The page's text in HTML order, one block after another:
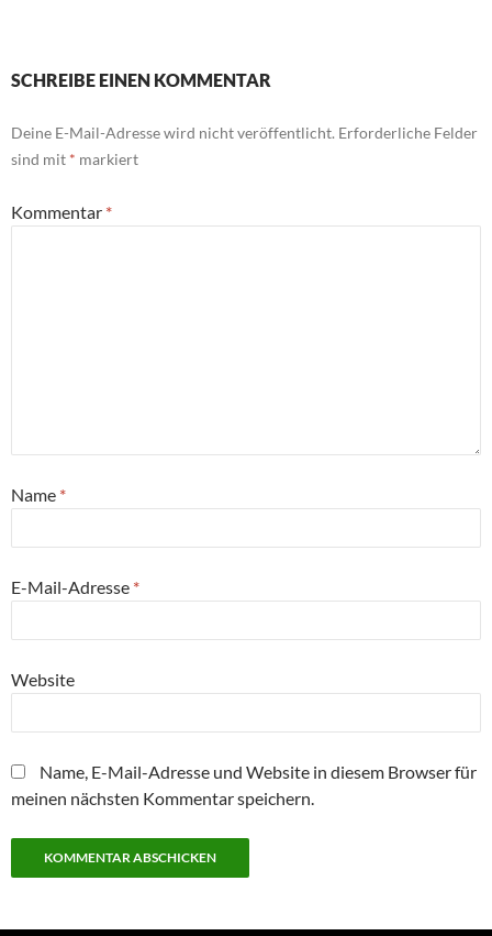
SCHREIBE EINEN KOMMENTAR
Deine E-Mail-Adresse wird nicht veröffentlicht. Erforderliche Felder
sind mit * markiert
Kommentar *
Name *
E-Mail-Adresse *
Website
Name, E-Mail-Adresse und Website in diesem Browser für
meinen nächsten Kommentar speichern.